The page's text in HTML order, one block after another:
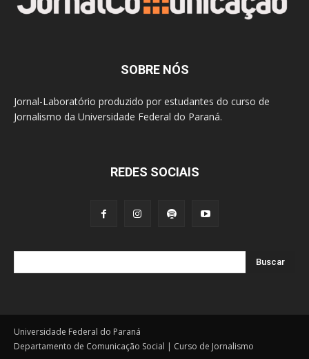
SOBRE NÓS
Jornal-Laboratório produzido por estudantes do curso de
Jornalismo da Universidade Federal do Paraná.
REDES SOCIAIS
Buscar
Universidade Federal do Paraná
Departamento de Comunicação Social | Curso de Jornalismo